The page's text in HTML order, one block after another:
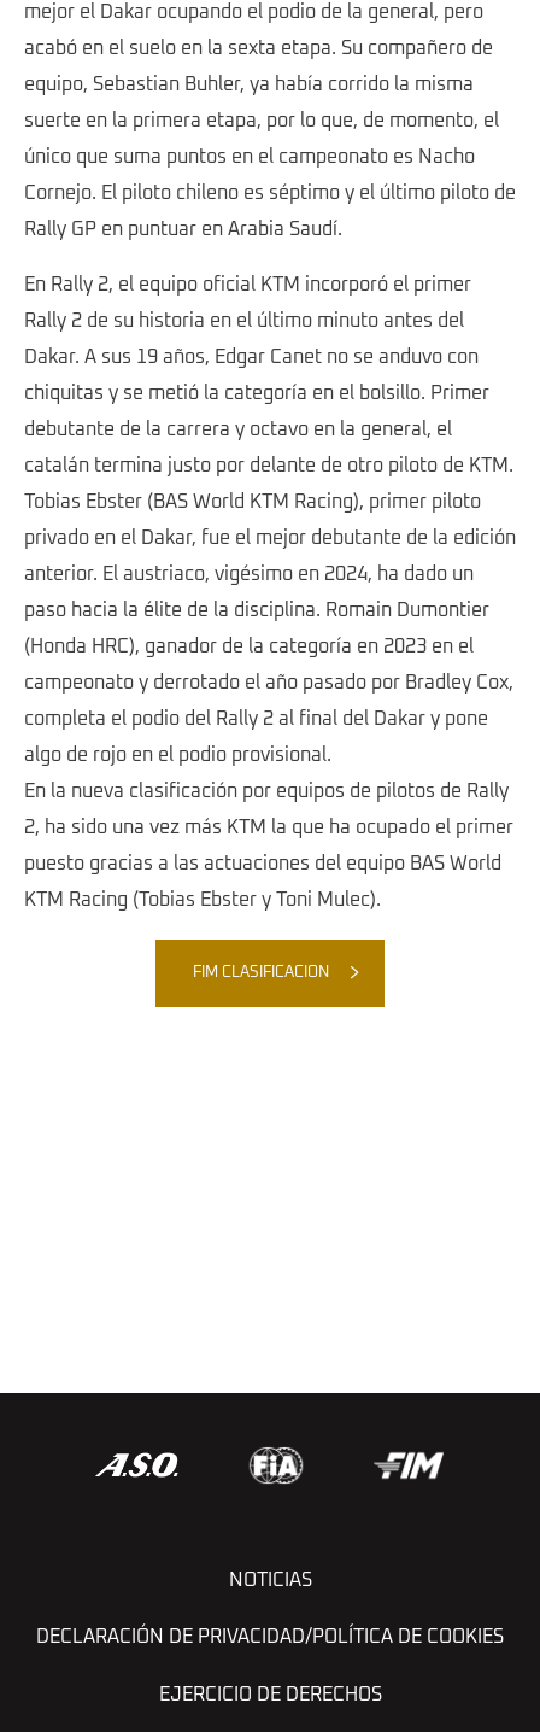
mejor el Dakar ocupando el podio de la general, pero
acabó en el suelo en la sexta etapa. Su compañero de
equipo, Sebastian Buhler, ya había corrido la misma
suerte en la primera etapa, por lo que, de momento, el
único que suma puntos en el campeonato es Nacho
Cornejo. El piloto chileno es séptimo y el último piloto de
Rally GP en puntuar en Arabia Saudí.
En Rally 2, el equipo oficial KTM incorporó el primer
Rally 2 de su historia en el último minuto antes del
Dakar. A sus 19 años, Edgar Canet no se anduvo con
chiquitas y se metió la categoría en el bolsillo. Primer
debutante de la carrera y octavo en la general, el
catalán termina justo por delante de otro piloto de KTM.
Tobias Ebster (BAS World KTM Racing), primer piloto
privado en el Dakar, fue el mejor debutante de la edición
anterior. El austriaco, vigésimo en 2024, ha dado un
paso hacia la élite de la disciplina. Romain Dumontier
(Honda HRC), ganador de la categoría en 2023 en el
campeonato y derrotado el año pasado por Bradley Cox,
completa el podio del Rally 2 al final del Dakar y pone
algo de rojo en el podio provisional.
En la nueva clasificación por equipos de pilotos de Rally
2, ha sido una vez más KTM la que ha ocupado el primer
puesto gracias a las actuaciones del equipo BAS World
KTM Racing (Tobias Ebster y Toni Mulec).
FIM CLASIFICACION
NOTICIAS
DECLARACIÓN DE PRIVACIDAD/POLÍTICA DE COOKIES
EJERCICIO DE DERECHOS